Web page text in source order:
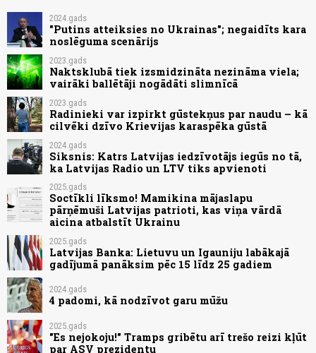
2024.gads
"Putins atteiksies no Ukrainas"; negaidīts kara
noslēguma scenārijs
2023.gads
Naktsklubā tiek izsmidzināta nezināma viela;
vairāki ballētāji nogādāti slimnīcā
2023.gads
Radinieki var izpirkt gūstekņus par naudu – kā
cilvēki dzīvo Krievijas karaspēka gūstā
2024.gads
Siksnis: Katrs Latvijas iedzīvotājs iegūs no tā,
ka Latvijas Radio un LTV tiks apvienoti
2025.gads
Soctīkli līksmo! Mamikina mājaslapu
pārņēmuši Latvijas patrioti, kas viņa vārdā
aicina atbalstīt Ukrainu
2025.gads
Latvijas Banka: Lietuvu un Igauniju labākajā
gadījumā panāksim pēc 15 līdz 25 gadiem
2024.gads
4 padomi, kā nodzīvot garu mūžu
2025.gads
"Es nejokoju!" Tramps gribētu arī trešo reizi kļūt
par ASV prezidentu